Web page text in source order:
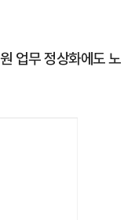
업무 정상화에도 노